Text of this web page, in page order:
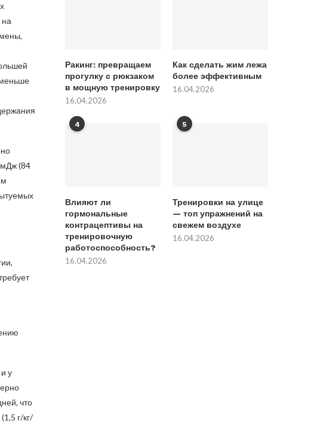
мДж (84
у
что
г/кг/
Ракинг: превращаем
прогулку с рюкзаком
в мощную тренировку
16.04.2026
Как сделать жим лежа
более эффективным
16.04.2026
4
Влияют ли
гормональные
контрацептивы на
тренировочную
работоспособность?
16.04.2026
5
Тренировки на улице
— топ упражнений на
свежем воздухе
16.04.2026